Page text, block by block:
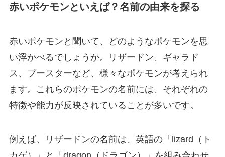
赤いポケモンといえば？名前の由来を探る
赤いポケモンと聞いて、どのようなポケモンを思
い浮かべるでしょうか。リザードン、ギャラド
ス、ブースターなど、様々なポケモンが考えられ
ます。これらのポケモンの名前には、それぞれの
特徴や能力が反映されていることが多いです。
例えば、リザードンの名前は、英語の「lizard（ト